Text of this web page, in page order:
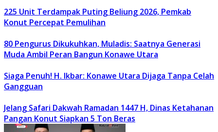
225 Unit Terdampak Puting Beliung 2026, Pemkab
Konut Percepat Pemulihan
80 Pengurus Dikukuhkan, Muladis: Saatnya Generasi
Muda Ambil Peran Bangun Konawe Utara
Siaga Penuh! H. Ikbar: Konawe Utara Dijaga Tanpa Celah
Gangguan
Jelang Safari Dakwah Ramadan 1447 H, Dinas Ketahanan
Pangan Konut Siapkan 5 Ton Beras